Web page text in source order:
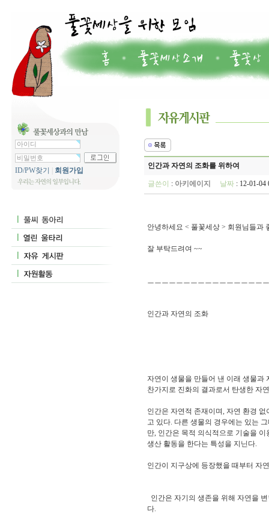
ID/PW찾기 회원가입
인간과 자연의 조화를 위하여
글쓴이 : 아키에이지 날짜: 12-01-
안녕하세요 < 풀꽃세상 > 회원님들과
잘 부탁드려여 ~~
ㅡㅡㅡㅡㅡㅡㅡㅡㅡㅡㅡㅡㅡㅡㅡㅡ
인간과 자연의 조화
자연이 생물을 만들어 낸 이래 생물과
찬가지로 진화의 결과로서 탄생한 자
인간은 자연적 존재이며, 자연 환경
고 있다. 다른 생물의 경우에는 있는
만, 인간은 목적 의식적으로 기술을
생산 활동을 한다는 특성을 지닌다.
인간이 지구상에 등장했을 때부터 자
인간은 자기의 생존을 위해 자연을
다.